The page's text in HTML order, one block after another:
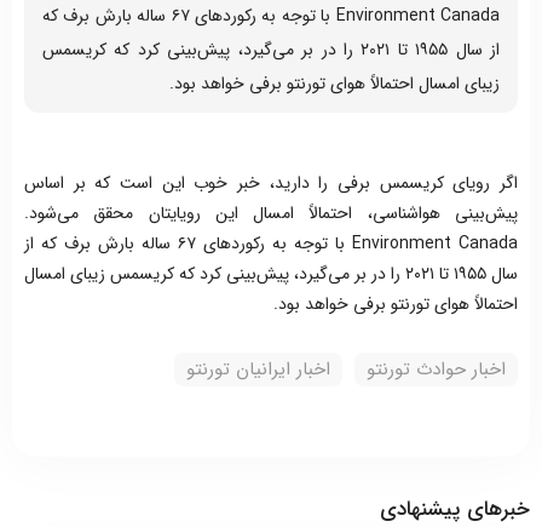
Environment Canada با توجه به رکوردهای ۶۷ ساله بارش برف که
از سال ۱۹۵۵ تا ۲۰۲۱ را در بر می‌گیرد، پیش‌بینی کرد که کریسمس
زیبای امسال احتمالاً هوای تورنتو برفی خواهد بود.
اگر رویای کریسمس برفی را دارید، خبر خوب این است که بر اساس
پیش‌بینی هواشناسی، احتمالاً امسال این رویایتان محقق می‌شود.
Environment Canada با توجه به رکوردهای ۶۷ ساله بارش برف که از
سال ۱۹۵۵ تا ۲۰۲۱ را در بر می‌گیرد، پیش‌بینی کرد که کریسمس زیبای امسال
احتمالاً هوای تورنتو برفی خواهد بود.
اخبار حوادث تورنتو اخبار ایرانیان تورنتو
خبرهای پیشنهادی